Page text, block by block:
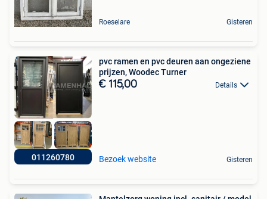
Roeselare Gisteren
011260780
pvc ramen en pvc deuren aan ongeziene
prijzen, Woodec Turner
€ 115,00 Details
Bezoek website Gisteren